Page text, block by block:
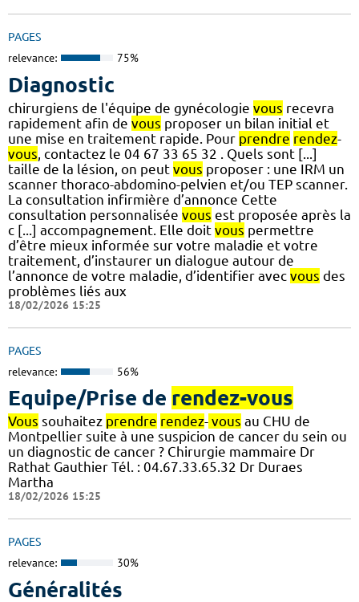
PAGES
relevance: 75%
Diagnostic
chirurgiens de l'équipe de gynécologie vous recevra
rapidement afin de vous proposer un bilan initial et
une mise en traitement rapide. Pour prendre rendez-
vous , contactez le 04 67 33 65 32 . Quels sont [...]
taille de la lésion, on peut vous proposer : une IRM un
scanner thoraco-abdomino-pelvien et/ou TEP scanner.
La consultation infirmière d’annonce Cette
consultation personnalisée vous est proposée après la
c [...] accompagnement. Elle doit vous permettre
d’être mieux informée sur votre maladie et votre
traitement, d’instaurer un dialogue autour de
l’annonce de votre maladie, d’identifier avec vous des
problèmes liés aux
18/02/2026 15:25
PAGES
relevance: 56%
Equipe/Prise de rendez-vous
Vous souhaitez prendre rendez- vous au CHU de
Montpellier suite à une suspicion de cancer du sein ou
un diagnostic de cancer ? Chirurgie mammaire Dr
Rathat Gauthier Tél. : 04.67.33.65.32 Dr Duraes
Martha
18/02/2026 15:25
PAGES
relevance: 30%
Généralités